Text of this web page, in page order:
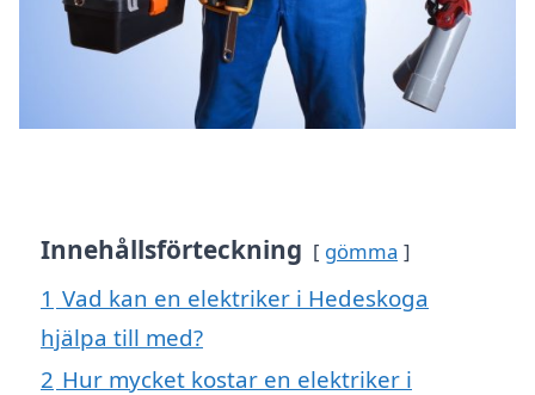
Innehållsförteckning gömma
1 Vad kan en elektriker i Hedeskoga
hjälpa till med?
2 Hur mycket kostar en elektriker i